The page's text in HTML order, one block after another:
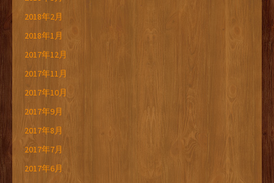
2018年2月
2018年1月
2017年12月
2017年11月
2017年10月
2017年9月
2017年8月
2017年7月
2017年6月